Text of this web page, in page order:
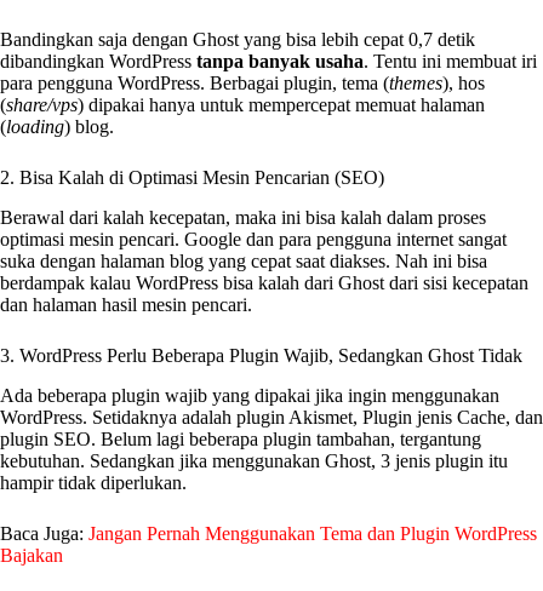
Bandingkan saja dengan Ghost yang bisa lebih cepat 0,7 detik
dibandingkan WordPress tanpa banyak usaha. Tentu ini membuat iri
para pengguna WordPress. Berbagai plugin, tema (themes), hos
(share/vps) dipakai hanya untuk mempercepat memuat halaman
(loading) blog.
2. Bisa Kalah di Optimasi Mesin Pencarian (SEO)
Berawal dari kalah kecepatan, maka ini bisa kalah dalam proses
optimasi mesin pencari. Google dan para pengguna internet sangat
suka dengan halaman blog yang cepat saat diakses. Nah ini bisa
berdampak kalau WordPress bisa kalah dari Ghost dari sisi kecepatan
dan halaman hasil mesin pencari.
3. WordPress Perlu Beberapa Plugin Wajib, Sedangkan Ghost Tidak
Ada beberapa plugin wajib yang dipakai jika ingin menggunakan
WordPress. Setidaknya adalah plugin Akismet, Plugin jenis Cache, dan
plugin SEO. Belum lagi beberapa plugin tambahan, tergantung
kebutuhan. Sedangkan jika menggunakan Ghost, 3 jenis plugin itu
hampir tidak diperlukan.
Baca Juga: Jangan Pernah Menggunakan Tema dan Plugin WordPress
Bajakan